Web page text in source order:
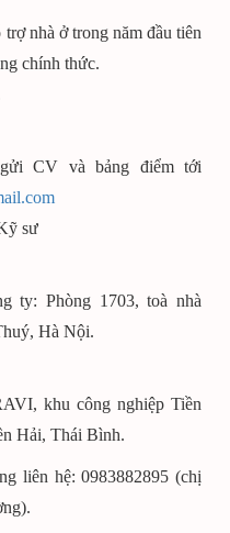
nhà ở trong năm đầu tiên
chính thức.
CV và bảng điểm tới
sư
ty: Phòng 1703, toà nhà
Hà Nội.
khu công nghiệp Tiền
Hải, Thái Bình.
liên hệ: 0983882895 (chị